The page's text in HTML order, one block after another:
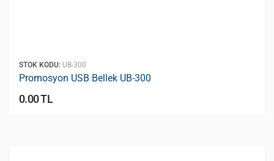
STOK KODU: UB-300
Promosyon USB Bellek UB-300
0.00 TL